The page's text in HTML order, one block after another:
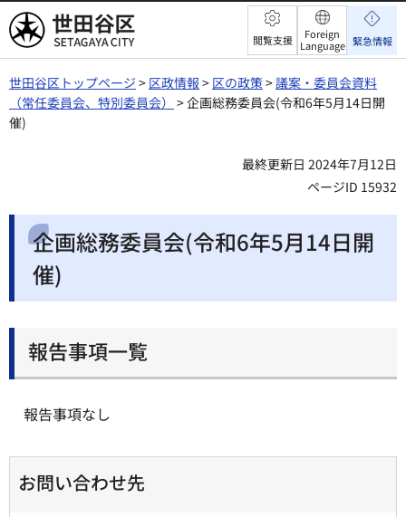
世田谷区 閲覧支援
Foreign
Language 緊急情報
世田谷区トップページ > 区政情報 > 区の政策>議案・委員会資料
（常任委員会、特別委員会） > 企画総務委員会(令和6年5月14日開
催)
最終更新日 2024年7月12日
ページID 15932
企画総務委員会(令和6年5月14日開
催)
報告事項一覧
報告事項なし
お問い合わせ先